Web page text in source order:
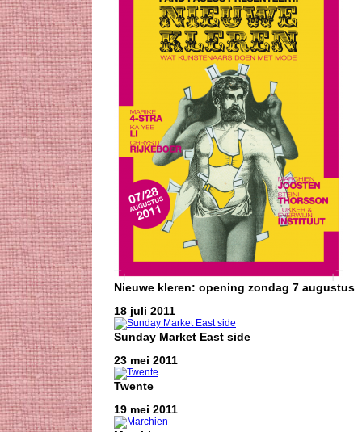
Nieuwe kleren: opening zondag 7 augustus
18 juli 2011
Sunday Market East side
23 mei 2011
Twente
19 mei 2011